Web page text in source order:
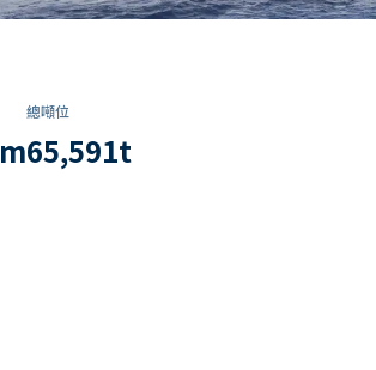
m
總噸位
65,591t